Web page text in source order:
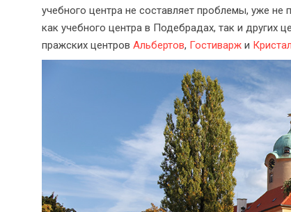
учебного центра не составляет проблемы, уже
как учебного центра в Подебрадах, так и других
пражских центров Альбертов, Гостиварж и